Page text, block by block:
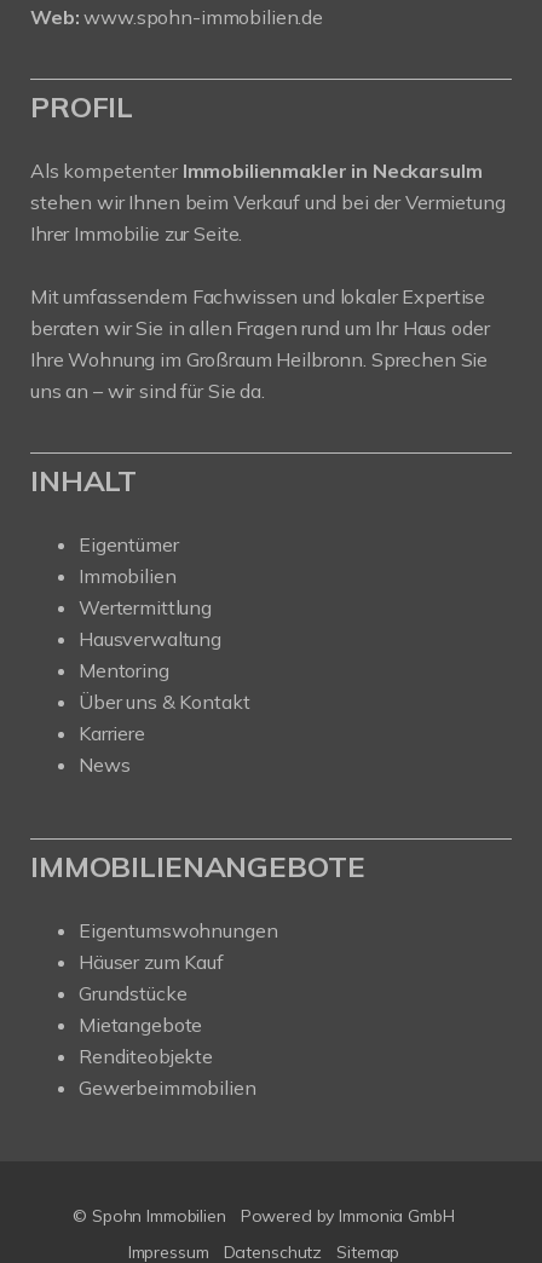
Web: www.spohn-immobilien.de
PROFIL
Als kompetenter Immobilienmakler in Neckarsulm
stehen wir Ihnen beim Verkauf und bei der Vermietung
Ihrer Immobilie zur Seite.
Mit umfassendem Fachwissen und lokaler Expertise
beraten wir Sie in allen Fragen rund um Ihr Haus oder
Ihre Wohnung im Großraum Heilbronn. Sprechen Sie
uns an – wir sind für Sie da.
INHALT
Eigentümer
Immobilien
Wertermittlung
Hausverwaltung
Mentoring
Über uns & Kontakt
Karriere
News
IMMOBILIENANGEBOTE
Eigentumswohnungen
Häuser zum Kauf
Grundstücke
Mietangebote
Renditeobjekte
Gewerbeimmobilien
© Spohn Immobilien Powered by Immonia GmbH
Impressum
Datenschutz Sitemap